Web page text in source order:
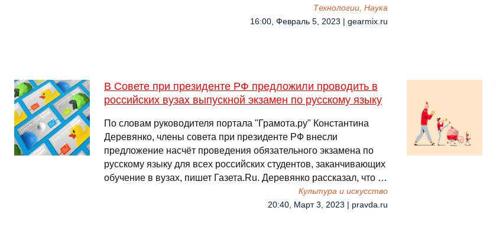
Технологии, Наука
16:00, Февраль 5, 2023 | gearmix.ru
В Совете при президенте РФ предложили проводить в
российских вузах выпускной экзамен по русскому языку
По словам руководителя портала "Грамота.ру" Константина
Деревянко, члены совета при президенте РФ внесли
предложение насчёт проведения обязательного экзамена по
русскому языку для всех российских студентов, заканчивающих
обучение в вузах, пишет Газета.Ru. Деревянко рассказал, что …
Культура и искусство
20:40, Март 3, 2023 | pravda.ru